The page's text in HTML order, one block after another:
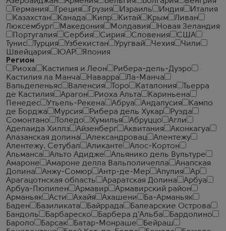
Германия
Греция Грузия Израиль Индия
Италия
Казахстан
Канада Кипр Китай Крым
Ливан
Люксембург
Македония Молдавия
Новая Зеландия
Португалия
Сербия Сирия Словения
США
Тунис
Турция Узбекистан Уругвай Чехия
Чили
Швейцария
ЮАР
Япония
Регион
Риоха
Кастилия и Леон
Рибера-дель-Дуэро
Кастилия ла Манча
Наварра
Ла-Манча
Вальдепеньяс
Валенсия Торо Каталония
Тьерра
де Кастилия
Арагон Риоха Альта
Кариньена
Пенедес
Утьель-Рекена Абруа Андалусия
Кампо
де Борджа
Мурсия Рибера дель Хукар
Руэда
Сомонтано
Толедо Хумилья Абруццо
Агли
Аделаида Хиллз
Айзенберг Аквитания
Аконкагуа
Алазанская долина
Александровац
Алентежу
Алентежу. Сетубал
Аликанте
Алос-Кортон
Альманса
Альто Адидже
Альянико дель Вультуре
Амароне
Амароне делла Вальполичелла
Анапская
Долина
Анжу-Сомюр Антр-де-Мер Апулия
Ар
Арагацотнская область
Араратская Долина
Арбуа
Арбуа-Пюпилен
Армавир
Армавирский район
Арманьяк
Асти Ахайя Ахашени
Ба-Арманьяк
Баден
Базиликата Байррада
Балеарские Острова
Бандоль
Барбареско Барбера д'Альба
Бардолино
Бароло
Барсак Батар-Монраше
Бейраш